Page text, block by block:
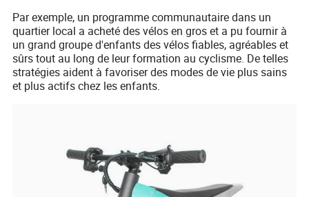
Par exemple, un programme communautaire dans un
quartier local a acheté des vélos en gros et a pu fournir à
un grand groupe d'enfants des vélos fiables, agréables et
sûrs tout au long de leur formation au cyclisme. De telles
stratégies aident à favoriser des modes de vie plus sains
et plus actifs chez les enfants.